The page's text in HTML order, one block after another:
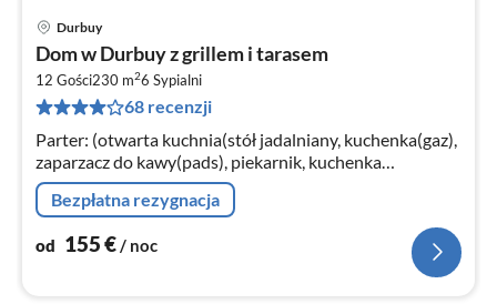
Durbuy
Dom w Durbuy z grillem i tarasem
12 Gości230 m26 Sypialni
68 recenzji
Parter: (otwarta kuchnia(stół jadalniany, kuchenka(gaz),
zaparzacz do kawy(pads), piekarnik, kuchenka
mikrofalowa, zmywarka do naczyń, lodówka,
zamrażarka)
Bezpłatna rezygnacja
od 155€ / noc